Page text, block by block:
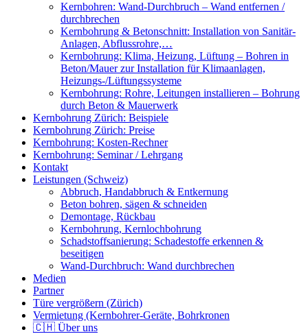
Kernbohren: Wand-Durchbruch – Wand entfernen /
durchbrechen
Kernbohrung & Betonschnitt: Installation von Sanitär-
Anlagen, Abflussrohre,…
Kernbohrung: Klima, Heizung, Lüftung – Bohren in
Beton/Mauer zur Installation für Klimaanlagen,
Heizungs-/Lüftungssysteme
Kernbohrung: Rohre, Leitungen installieren – Bohrung
durch Beton & Mauerwerk
Kernbohrung Zürich: Beispiele
Kernbohrung Zürich: Preise
Kernbohrung: Kosten-Rechner
Kernbohrung: Seminar / Lehrgang
Kontakt
Leistungen (Schweiz)
Abbruch, Handabbruch & Entkernung
Beton bohren, sägen & schneiden
Demontage, Rückbau
Kernbohrung, Kernlochbohrung
Schadstoffsanierung: Schadestoffe erkennen &
beseitigen
Wand-Durchbruch: Wand durchbrechen
Medien
Partner
Türe vergrößern (Zürich)
Vermietung (Kernbohrer-Geräte, Bohrkronen
🇨🇭 Über uns